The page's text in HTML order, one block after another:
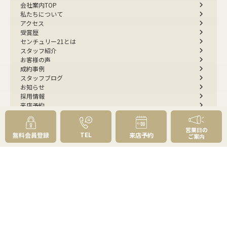
会社案内TOP
私たちについて
アクセス
受賞歴
センチュリー21とは
スタッフ紹介
お客様の声
成約事例
スタッフブログ
お知らせ
採用情報
来店予約
お問い合わせ
会員メニュー
無料会員登録 TEL 来店予約
営業日の
ご案内